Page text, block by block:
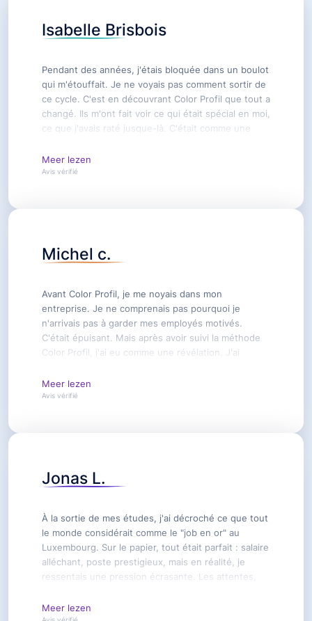
Isabelle Brisbois
Pendant des années, j'étais bloquée dans un boulot
qui m'étouffait. Je ne voyais pas comment sortir de
ce cycle. C'est en découvrant Color Profil que tout a
changé. Ils m'ont fait voir ce qui était spécial en moi,
ce que j'avais raté jusque-là. C'était comme une
sens vivante et reconnue. Un énorme merci à Color
Profil pour ce nouveau départ.
Meer lezen
Avis vérifié
Michel c.
Avant Color Profil, je me noyais dans mon
entreprise. Je ne comprenais pas pourquoi je
n'arrivais pas à garder mes employés motivés.
C'était épuisant. Mais après avoir suivi la méthode
Color Profil, j'ai eu comme une révélation. J'ai
comprendre ce qu'ils valaient vraiment. Aujourd'hui,
j'ai une équipe soudée et dynamique, et je n'aurais
Meer lezen
Avis vérifié
Jonas L.
À la sortie de mes études, j'ai décroché ce que tout
le monde considérait comme le "job en or" au
Luxembourg. Sur le papier, tout était parfait : salaire
alléchant, poste prestigieux, mais en réalité, je
ressentais une pression écrasante. Les attentes,
dans un gouffre. J'ai touché le fond, ne
Meer lezen